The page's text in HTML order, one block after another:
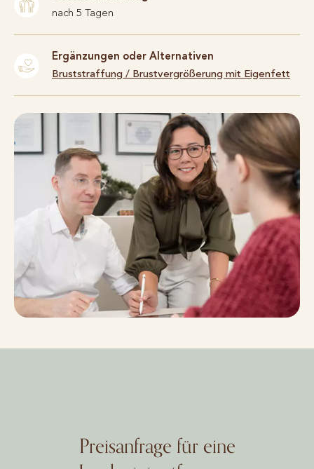
nach 5 Tagen
Ergänzungen oder Alternativen
Bruststraffung / Brustvergrößerung mit Eigenfett
Preisanfrage für eine